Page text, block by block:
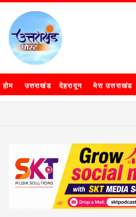
होम उत्तराखंड देहरादून मेरा उत्तराखंड